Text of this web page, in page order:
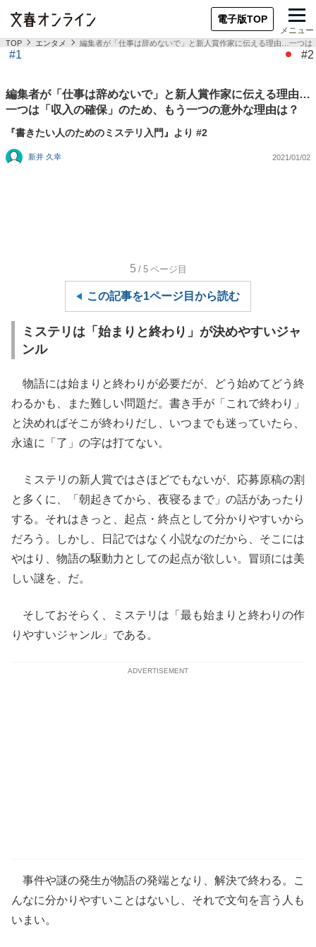
電子版TOP
メニュー
TOP エンタメ 編集者が「仕事は辞めないで」と新人賞作家に伝える理由…一つ
#1 #2
編集者が「仕事は辞めないで」と新人賞作家に伝える理由…
一つは「収入の確保」のため、もう一つの意外な理由は？
『書きたい人のためのミステリ入門』より #2
新井 久幸 2021/01/02
5 /5 ページ目
この記事を1ページ目から読む
ミステリは「始まりと終わり」が決めやすいジャ
ンル
物語には始まりと終わりが必要だが、どう始めてどう終
わるかも、また難しい問題だ。書き手が「これで終わり」
と決めればそこが終わりだし、いつまでも迷っていたら、
永遠に「了」の字は打てない。
ミステリの新人賞ではさほどでもないが、応募原稿の割
と多くに、「朝起きてから、夜寝るまで」の話があったり
する。それはきっと、起点・終点として分かりやすいから
だろう。しかし、日記ではなく小説なのだから、そこには
やはり、物語の駆動力としての起点が欲しい。冒頭には美
しい謎を、だ。
そしておそらく、ミステリは「最も始まりと終わりの作
りやすいジャンル」である。
ADVERTISEMENT
事件や謎の発生が物語の発端となり、解決で終わる。こ
んなに分かりやすいことはないし、それで文句を言う人も
いまい。